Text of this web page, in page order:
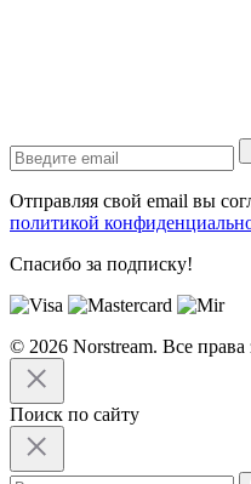
Отправляя свой email вы
политикой
Спасибо за подписку!
© 2026 Norstream. Все
Поиск по сайту